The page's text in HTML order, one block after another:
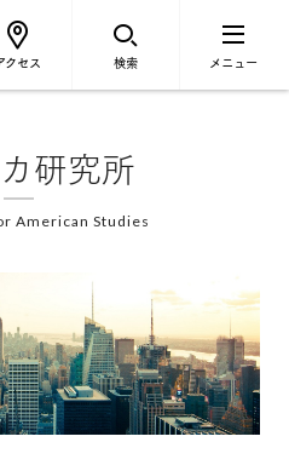
クセス 検索 メニュー
研究所
American Studies